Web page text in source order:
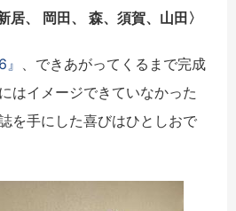
居、 岡田、 森、須賀、山田〉
、できあがってくるまで完成
はイメージできていなかった
を手にした喜びはひとしおで